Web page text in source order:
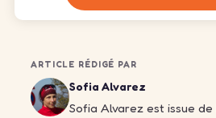
ARTICLE RÉDIGÉ PAR
Sofia Alvarez
Sofia Alvarez est issue